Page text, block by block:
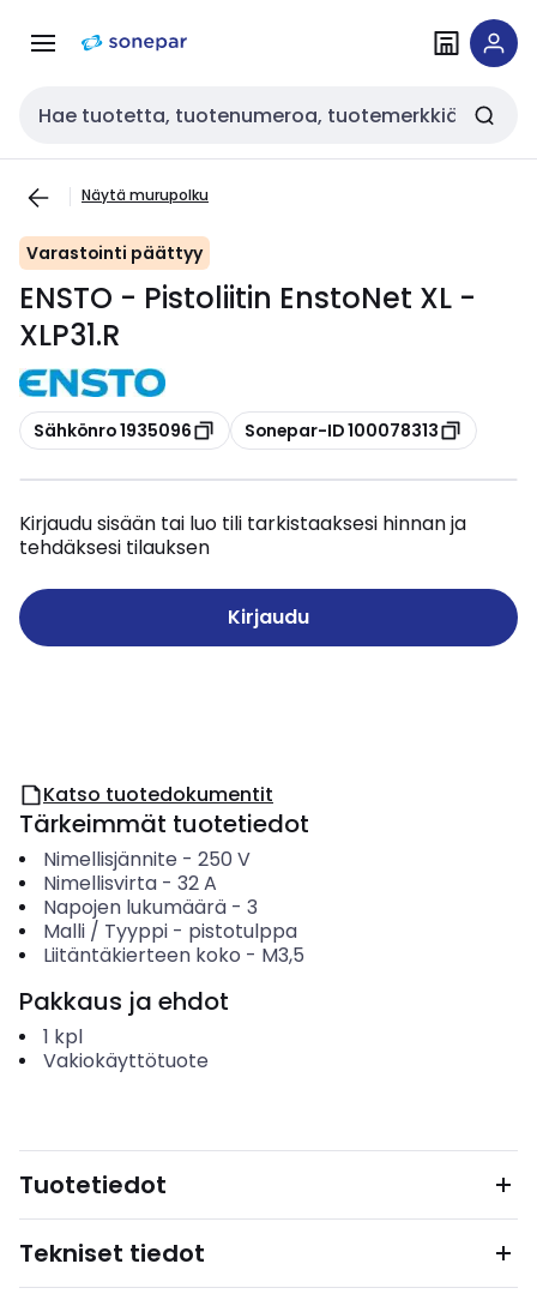
navigointiinsisältöön
Haku
Näytä murupolku
Varastointi päättyy
ENSTO - Pistoliitin EnstoNet XL -
XLP31.R
Kopioi
Sähkönro 1935096 Kopioi
Sonepar-ID 100078313
Kirjaudu sisään tai luo tili tarkistaaksesi hinnan ja
tehdäksesi tilauksen
Kirjaudu
Katso tuotedokumentit
Tärkeimmät tuotetiedot
Nimellisjännite - 250 V
Nimellisvirta- 32A
Napojen lukumäärä- 3
Malli / Tyyppi- pistotulppa
Liitäntäkierteen koko - M3,5
Pakkaus ja ehdot
1 kpl
Vakiokäyttötuote
Tuotetiedot
Tekniset tiedot